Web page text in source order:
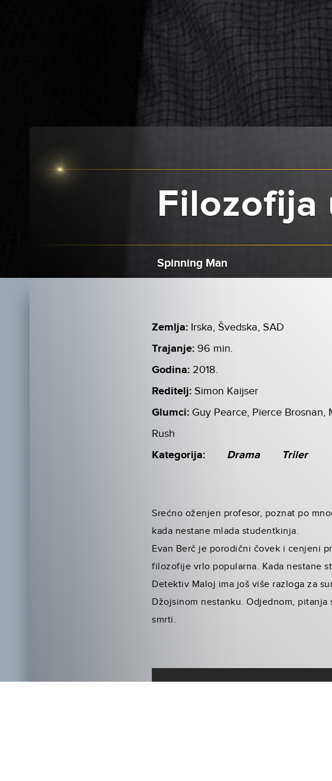
Filozofija
Spinning Man
Zemlja: Irska, Švedska, SAD
Trajanje: 96 min.
Godina: 2018.
Reditelj: Simon Kaijser
Glumci: Guy Pearce, Pierce
Rush
Kategorija: Drama Triler
Srećno oženjen profesor, poznat po
kada nestane mlada studentkinja.
Evan Berč je porodični čovek i cenjeni
filozofije vrlo popularna. Kada nestane
Detektiv Maloj ima još više razloga za
Džojsinom nestanku. Odjednom, pitanja
smrti.